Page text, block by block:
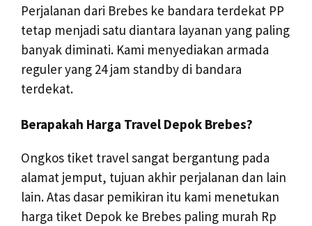
Perjalanan dari Brebes ke bandara terdekat PP
tetap menjadi satu diantara layanan yang paling
banyak diminati. Kami menyediakan armada
reguler yang 24 jam standby di bandara
terdekat.
Berapakah Harga Travel Depok Brebes?
Ongkos tiket travel sangat bergantung pada
alamat jemput, tujuan akhir perjalanan dan lain
lain. Atas dasar pemikiran itu kami menetukan
harga tiket Depok ke Brebes paling murah Rp